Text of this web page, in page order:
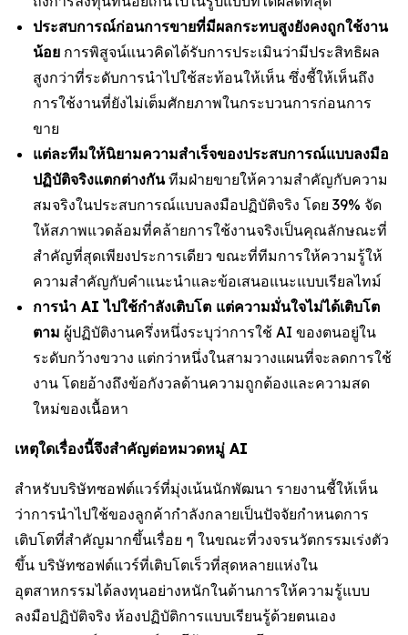
ประสบการณ์ก่อนการขายที่มีผลกระทบสูงยังคงถูกใช้งาน
น้อย การพิสูจน์แนวคิดได้รับการประเมินว่ามีประสิทธิผล
สูงกว่าที่ระดับการนำไปใช้สะท้อนให้เห็น ซึ่งชี้ให้เห็นถึง
การใช้งานที่ยังไม่เต็มศักยภาพในกระบวนการก่อนการ
ขาย
แต่ละทีมให้นิยามความสำเร็จของประสบการณ์แบบลงมือ
ปฏิบัติจริงแตกต่างกันทีมฝ่ายขายให้ความสำคัญกับความ
สมจริงในประสบการณ์แบบลงมือปฏิบัติจริง โดย 39% จัด
ให้สภาพแวดล้อมที่คล้ายการใช้งานจริงเป็นคุณลักษณะที่
สำคัญที่สุดเพียงประการเดียว ขณะที่ทีมการให้ความรู้ให้
ความสำคัญกับคำแนะนำและข้อเสนอแนะแบบเรียลไทม์
การนำ AI ไปใช้กำลังเติบโต แต่ความมั่นใจไม่ได้เติบโต
ตาม ผู้ปฏิบัติงานครึ่งหนึ่งระบุว่าการใช้ AI ของตนอยู่ใน
ระดับกว้างขวาง แต่กว่าหนึ่งในสามวางแผนที่จะลดการใช้
งาน โดยอ้างถึงข้อกังวลด้านความถูกต้องและความสด
ใหม่ของเนื้อหา
เหตุใดเรื่องนี้จึงสำคัญต่อหมวดหมู่ AI
สำหรับบริษัทซอฟต์แวร์ที่มุ่งเน้นนักพัฒนา รายงานชี้ให้เห็น
ว่าการนำไปใช้ของลูกค้ากำลังกลายเป็นปัจจัยกำหนดการ
เติบโตที่สำคัญมากขึ้นเรื่อย ๆ ในขณะที่วงจรนวัตกรรมเร่งตัว
ขึ้น บริษัทซอฟต์แวร์ที่เติบโตเร็วที่สุดหลายแห่งใน
อุตสาหกรรมได้ลงทุนอย่างหนักในด้านการให้ความรู้แบบ
ลงมือปฏิบัติจริง ห้องปฏิบัติการแบบเรียนรู้ด้วยตนเอง